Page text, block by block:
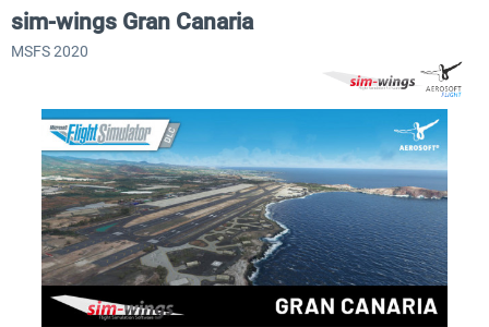
sim-wings Gran Canaria
MSFS 2020